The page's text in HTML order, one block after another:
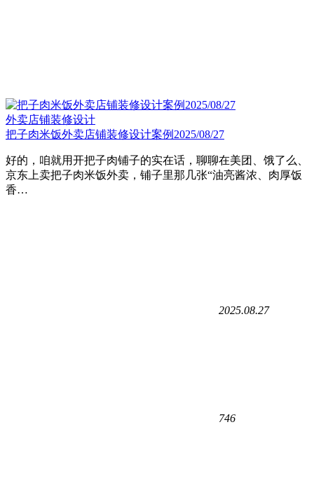
外卖店铺装修设计
把子肉米饭外卖店铺装修设计案例2025/08/27
好的，咱就用开把子肉铺子的实在话，聊聊在美团、饿了么、
京东上卖把子肉米饭外卖，铺子里那几张“油亮酱浓、肉厚饭
香…
2025.08.27
746